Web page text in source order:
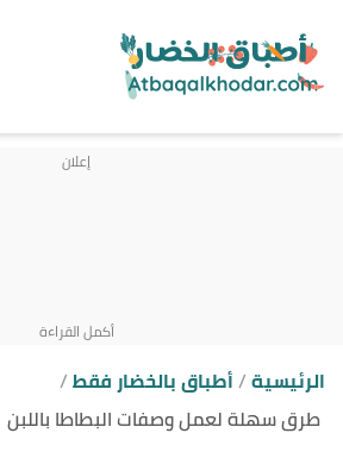
الرئيسية أطباق بالخضار فقط
طرق سهلة لعمل وصفات البطاطا باللبن